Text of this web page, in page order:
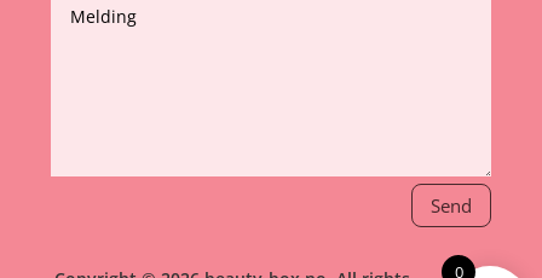
Send
0